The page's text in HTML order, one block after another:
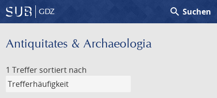
GDZ search Suchen
Antiquitates & Archaeologia
1 Treffer sortiert nach